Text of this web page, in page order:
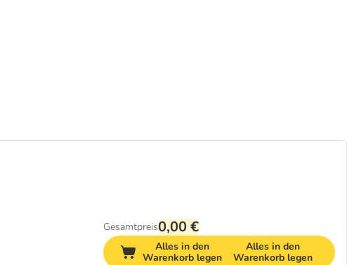
Gesamtpreis0,00 €
Alles in den
Warenkorb legen
Alles in den
Warenkorb legen